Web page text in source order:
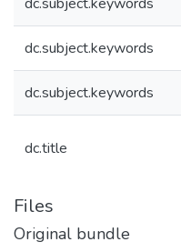
dc.subject.keywords
dc.subject.keywords
dc.title
Files
Original bundle